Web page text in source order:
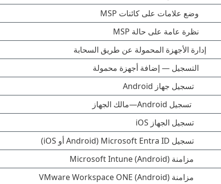
وضع علامات على كائنات MSP
نظرة عامة على حالة MSP
إدارة الأجهزة المحمولة عن طريق السحابة
التسجيل — إضافة أجهزة محمولة
تسجيل جهاز Android
تسجيل Android—مالك الجهاز
تسجيل الجهاز iOS
تسجيل Microsoft Entra ID (Android أو iOS)
مزامنة Microsoft Intune (Android)
مزامنة VMware Workspace ONE (Android)